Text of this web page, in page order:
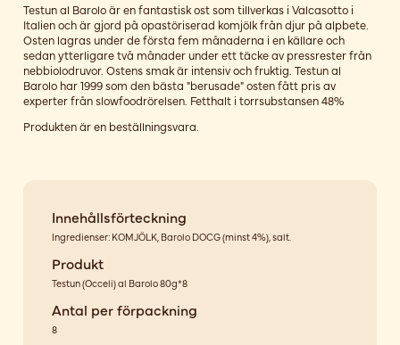
Testun al Barolo är en fantastisk ost som tillverkas i Valcasotto i
Italien och är gjord på opastöriserad komjölk från djur på alpbete.
Osten lagras under de första fem månaderna i en källare och
sedan ytterligare två månader under ett täcke av pressrester från
nebbiolodruvor. Ostens smak är intensiv och fruktig. Testun al
Barolo har 1999 som den bästa "berusade" osten fått pris av
experter från slowfoodrörelsen. Fetthalt i torrsubstansen 48%
Produkten är en beställningsvara.
Innehållsförteckning
Ingredienser: KOMJÖLK, Barolo DOCG (minst 4%), salt.
Produkt
Testun (Occeli) al Barolo 80g*8
Antal per förpackning
8